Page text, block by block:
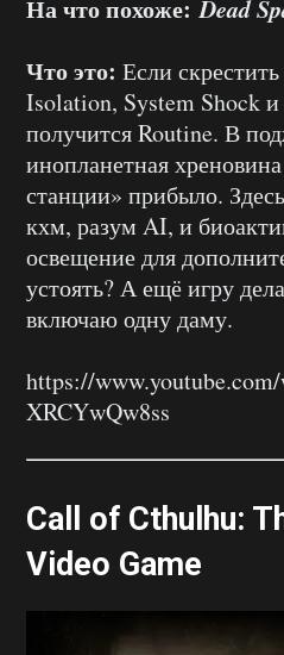
На что похоже: Dead
Что это: Если
Isolation, System Shock
получится Routine. В
инопланетная
станции» прибыло.
кхм, разум AI, и
освещение для
устоять? А ещё игру
включаю одну даму.
https://
XRCYwQw8ss
Call of Cthulhu:
Video Game